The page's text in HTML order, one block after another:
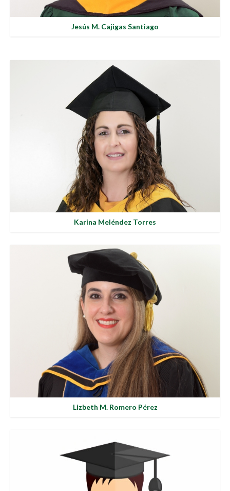
Jesús M. Cajigas Santiago
Karina Meléndez Torres
Lizbeth M. Romero Pérez